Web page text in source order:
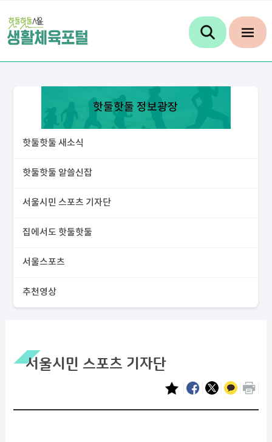
핫둘핫둘 정보광장
핫둘핫둘 새소식
핫둘핫둘 알쓸신잡
서울시민 스포츠 기자단
집에서도 핫둘핫둘
서울스포츠
추천영상
서울시민 스포츠 기자단